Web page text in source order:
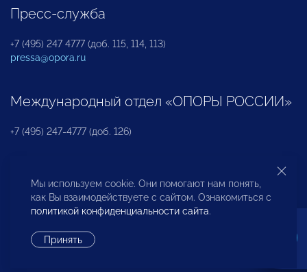
Пресс-служба
+7 (495) 247 4777 (доб. 115, 114, 113)
pressa@opora.ru
Международный отдел «ОПОРЫ РОССИИ»
+7 (495) 247-4777 (доб. 126)
Бюро по защите прав предпринимателей и
инвесторов
Мы используем cookie. Они помогают нам понять,
как Вы взаимодействуете с сайтом. Ознакомиться с
политикой конфиденциальности сайта.
Принять